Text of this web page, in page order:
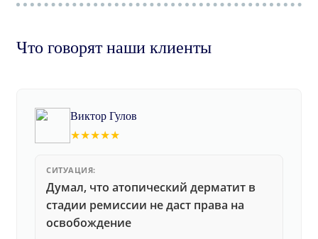
Что говорят наши клиенты
Виктор Гулов
★★★★★
СИТУАЦИЯ:
Думал, что атопический дерматит в
стадии ремиссии не даст права на
освобождение